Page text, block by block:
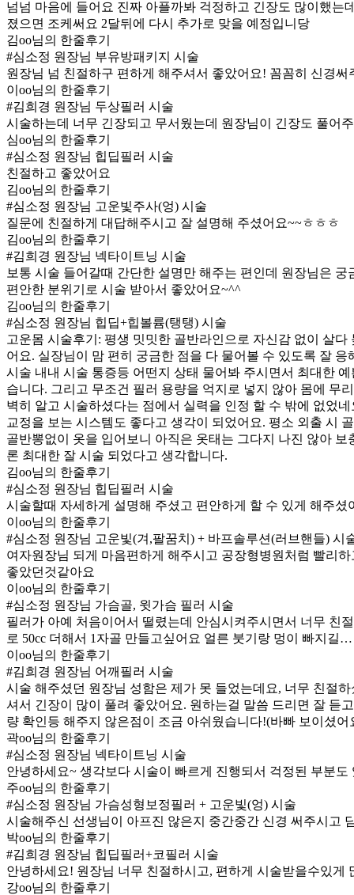
넘넘 마음에 들어요 진짜 아플까봐 걱정하고 긴장도 많이했
졌으면 조케써요 2달뒤에 다시 추가로 맞을 예정입니당
김oo님의 한줄후기
#심소정 원장님 부유방패키지 시술
원장님 넘 친절하구 편하게 해주셔서 좋았어요! 꼼꼼히 신경
이oo님의 한줄후기
#김희경 원장님 두상필러 시술
시술하는데 너무 긴장되고 무서웠는데 원장님이 긴장도 풀어
심oo님의 한줄후기
#심소정 원장님 힙딥필러 시술
친절하고 좋았어요
김oo님의 한줄후기
#심소정 원장님 고운빛주사(엉) 시술
질문에 친절하게 대답해주시고 잘 설명해 주셨어요~~ㅎㅎㅎ
김oo님의 한줄후기
#김희경 원장님 넥타이트닝 시술
보통 시술 들어갈때 간단한 설명만 해주는 편인데 원장님은
편안한 분위기로 시술 받아서 좋았어요~^^
김oo님의 한줄후기
#심소정 원장님 힙딥+힙볼륨(탱탱) 시술
고운몸 시술후기: 평생 밋밋한 골반라인으로 자신감 없이 살
어요. 실장님이 맘 편히 궁금한 점을 다 물어볼 수 있도록 잘
시술 내내 시술 통증등 어떤지 상태 물어봐 주시면서 최대한
습니다. 그리고 무조건 필러 용량을 억지로 넣지 않아 몸에 무
벽히 알고 시술하셨다는 점에서 실력을 인정 할 수 밖에 없었
교정을 보는 시스템도 좋다고 생각이 되었어요. 평소 외출 시
골반뽕없이 옷을 입어보니 아직은 옷태는 그다지 나진 않아
론 최대한 잘 시술 되었다고 생각합니다.
김oo님의 한줄후기
#심소정 원장님 힙딥필러 시술
시술할때 자세하게 설명해 주셨고 편안하게 할 수 있게 해주
이oo님의 한줄후기
#심소정 원장님 고운빛(겨,팔꿈치) + 바프솔루션(러브핸들) 시
여자원장님 되게 마음편하게 해주시고 공장형병원처럼 빨리
좋았던것같아요
이oo님의 한줄후기
#심소정 원장님 가슴골, 윗가슴 필러 시술
필러가 아예 처음이어서 떨렸는데 안심시켜주시면서 너무 친
로 50cc 더해서 1자골 만들고싶어요 얼른 붓기랑 멍이 빠지길…
이oo님의 한줄후기
#김희경 원장님 어깨필러 시술
시술 해주셨던 원장님 성함은 제가 못 들었는데요, 너무 친절
셔서 긴장이 많이 풀려 좋았어요. 원하는걸 말씀 드리면 잘 듣
량 확인등 해주지 않은점이 조금 아쉬웠습니다!(바빠 보이셨어
곽oo님의 한줄후기
#심소정 원장님 넥타이트닝 시술
안녕하세요~ 생각보다 시술이 빠르게 진행되서 걱정된 부분
주oo님의 한줄후기
#심소정 원장님 가슴성형보정필러 + 고운빛(엉) 시술
시술해주신 선생님이 아프진 않은지 중간중간 신경 써주시고
박oo님의 한줄후기
#김희경 원장님 힙딥필러+코필러 시술
안녕하세요! 원장님 너무 친절하시고, 편하게 시술받을수있게
강oo님의 한줄후기